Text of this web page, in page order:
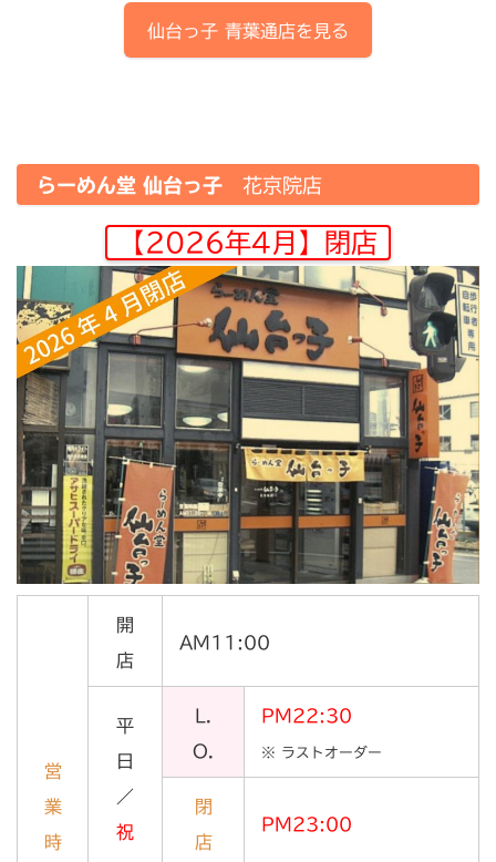
仙台っ子 青葉通店を見る
らーめん堂 仙台っ子 花京院店
【2026年4月】閉店
営
業
時
開
店
AM11:00
平
日
／
祝
L.
O.
PM22:30
※ ラストオーダー
閉
店
PM23:00